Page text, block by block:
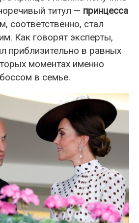
титул — принцесса
соответственно, стал
Как говорят эксперты,
приблизительно в равных
моментах именно
в семье.